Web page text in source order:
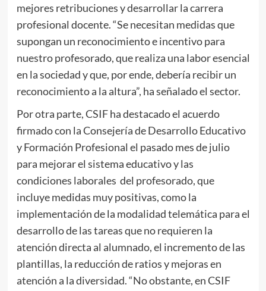
mejores retribuciones y desarrollar la carrera
profesional docente. “Se necesitan medidas que
supongan un reconocimiento e incentivo para
nuestro profesorado, que realiza una labor esencial
en la sociedad y que, por ende, debería recibir un
reconocimiento a la altura”, ha señalado el sector.
Por otra parte, CSIF ha destacado el acuerdo
firmado con la Consejería de Desarrollo Educativo
y Formación Profesional el pasado mes de julio
para mejorar el sistema educativo y las
condiciones laborales del profesorado, que
incluye medidas muy positivas, como la
implementación de la modalidad telemática para el
desarrollo de las tareas que no requieren la
atención directa al alumnado, el incremento de las
plantillas, la reducción de ratios y mejoras en
atención a la diversidad. “No obstante, en CSIF